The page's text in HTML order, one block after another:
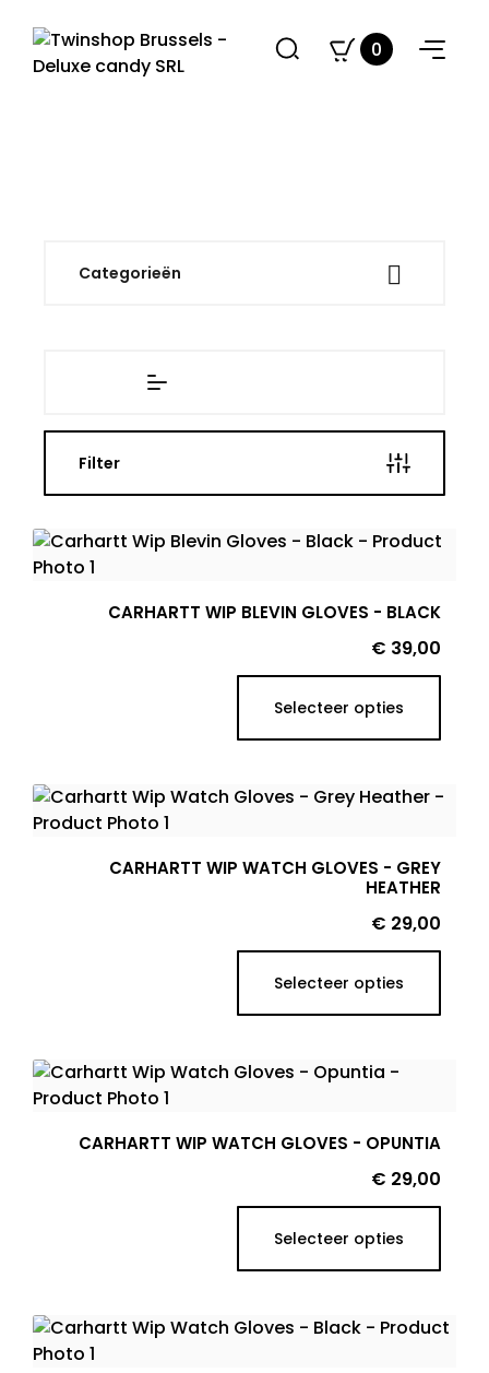
0
Categorieën 
Filter
CARHARTT WIP BLEVIN GLOVES - BLACK
Prijs
€ 39,00
Selecteer opties
CARHARTT WIP WATCH GLOVES - GREY
HEATHER
Prijs
€ 29,00
Selecteer opties
CARHARTT WIP WATCH GLOVES - OPUNTIA
Prijs
€ 29,00
Selecteer opties